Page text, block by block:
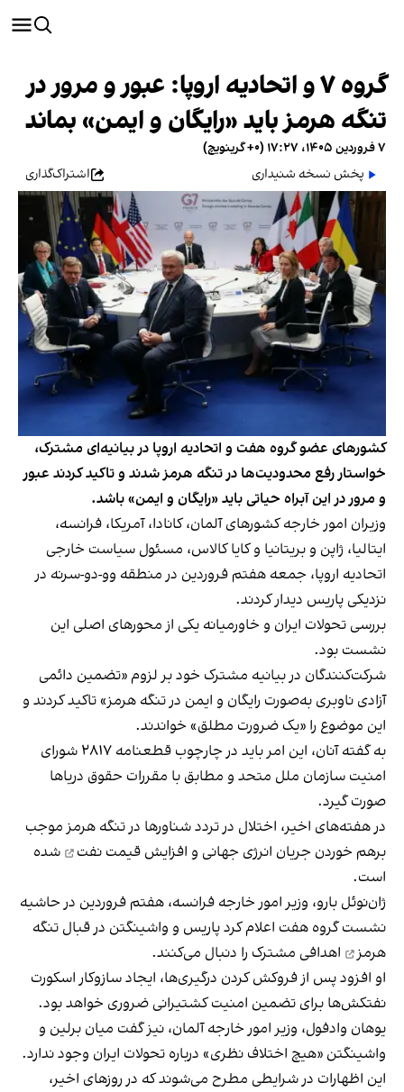
گروه ۷ و اتحادیه اروپا: عبور و مرور در
تنگه هرمز باید «رایگان و ایمن» بماند
۷ فروردین ۱۴۰۵، ۱۷:۲۷ (‎+۰ گرینویچ)
پخش نسخه شنیداری
اشتراک‌گذاری
کشورهای عضو گروه هفت و اتحادیه اروپا در بیانیه‌ای مشترک،
خواستار رفع محدودیت‌ها در تنگه هرمز شدند و تاکید کردند عبور
و مرور در این آبراه حیاتی باید «رایگان و ایمن» باشد.
وزیران امور خارجه کشورهای آلمان، کانادا، آمریکا، فرانسه،
ایتالیا، ژاپن و بریتانیا و کایا کالاس، مسئول سیاست خارجی
اتحادیه اروپا، جمعه هفتم فروردین در منطقه‌ وو-دو-سرنه در
نزدیکی پاریس دیدار کردند.
بررسی تحولات ایران و خاورمیانه یکی از محورهای اصلی این
نشست بود.
شرکت‌کنندگان در بیانیه مشترک خود بر لزوم «تضمین دائمی
آزادی ناوبری به‌صورت رایگان و ایمن در تنگه هرمز» تاکید کردند و
این موضوع را «یک ضرورت مطلق» خواندند.
به گفته آنان، این امر باید در چارچوب قطعنامه ۲۸۱۷ شورای
امنیت سازمان ملل متحد و مطابق با مقررات حقوق دریاها
صورت گیرد.
در هفته‌های اخیر، اختلال در تردد شناورها در تنگه هرمز موجب
برهم خوردن جریان انرژی جهانی و افزایش قیمت نفت
شده
است.
ژان‌نوئل بارو، وزیر امور خارجه فرانسه، هفتم فروردین در حاشیه
نشست گروه هفت اعلام کرد پاریس و واشینگتن در قبال تنگه
هرمز
اهدافی مشترک را دنبال می‌کنند.
او افزود پس از فروکش‌ کردن درگیری‌ها، ایجاد سازوکار اسکورت
نفتکش‌ها برای تضمین امنیت کشتیرانی ضروری خواهد بود.
یوهان وادفول، وزیر امور خارجه آلمان، نیز گفت میان برلین و
واشینگتن «هیچ اختلاف نظری» درباره تحولات ایران وجود ندارد.
این اظهارات در شرایطی مطرح می‌شوند که در روزهای اخیر،